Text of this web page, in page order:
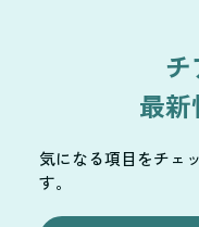
チ
最
気になる項目をチェ
す。